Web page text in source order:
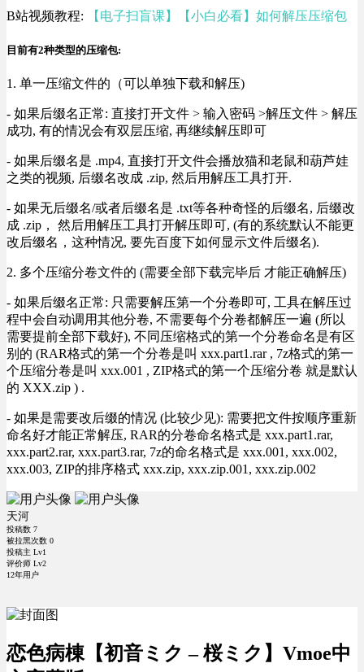
B站视频教程: 【电子扫盲课】【小白必看】如何解压压缩包
目前有2种类型的压缩包:
1. 单一压缩文件的（可以单独下载和解压)
- 如果后缀名正常: 直接打开文件 > 输入密码 >解压文件 > 解压
成功, 有的情况会有双层压缩, 再继续解压即可
- 如果后缀名是 .mp4, 直接打开文件会播放猫和老鼠和葫芦娃
之类的视频, 后缀名改成 .zip, 然后用解压工具打开.
- 如果无后缀名/或者后缀名是 .txt等各种奇怪的后缀名, 后缀改
成 .zip， 然后用解压工具打开解压即可, (有的系统默认不能更
改后缀名，这种情况, 要先百度下如何显示文件后缀名).
2. 多个压缩分卷文件的 (需要全部下载完毕后 才能正确解压)
- 如果后缀名正常: 只需要解压第一个分卷即可, 工具在解压过
程中会自动调用其他分卷, 不需要每个分卷都解压一遍 (所以
需要提前全部下载好), 不同压缩格式的第一个分卷命名是有区
别的 (RAR格式的第一个分卷是叫 xxx.part1.rar , 7z格式的第一
个压缩分卷是叫 xxx.001 , ZIP格式的第一个压缩分卷 就是默认
的 XXX.zip ) .
- 如果是需要改后缀的情况 (比较少见): 需要把文件按顺序重新
命名好才能正常解压, RAR的分卷命名格式是 xxx.part1.rar,
xxx.part2.rar, xxx.part3.rar, 7z的命名格式是 xxx.001, xxx.002,
xxx.003, ZIP的排序格式 xxx.zip, xxx.zip.001, xxx.zip.002
天河
投稿数 7
被拉黑次数 0
投稿主 Lv1
评价师 Lv2
12年用户
恋色病棟【初音ミク – 桜ミク】Vmoe中